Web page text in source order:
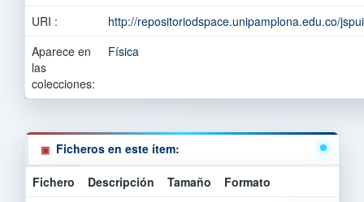
URI :
http://repositoriodspace.unipamplona.edu.co/
Aparece en
las
colecciones:
Física
Ficheros en este ítem:
Fichero Descripción Tamaño
Formato